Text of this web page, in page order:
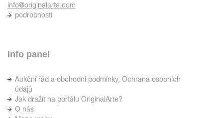
info@originalarte.com
podrobnosti
Info panel
Aukční řád a obchodní podmínky, Ochrana osobních
údajů
Jak dražit na portálu OriginalArte?
O nás